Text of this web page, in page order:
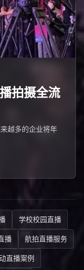
拍摄全流
越多的企业将年
学校校园直播
播
航拍直播服务
直播案例